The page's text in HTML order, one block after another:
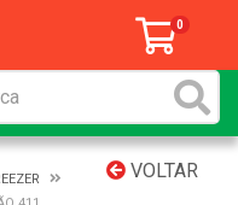
0
VOLTAR